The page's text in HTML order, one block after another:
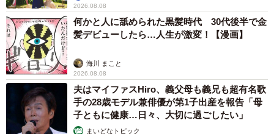
2026.08.08
何かと人に舐められた黒髪時代 30代後半で金
髪デビューしたら…人生が激変！【漫画】
海川 まこと
2026.08.08
夫はマイファスHiro、義父母も義兄も超有名歌
手の28歳モデル兼俳優が第1子出産を報告「母
子ともに健康…日々、大切に過ごしたい」
まいどなトピック